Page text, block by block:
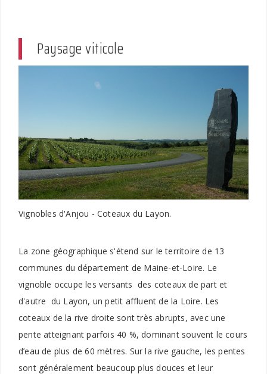
Paysage viticole
Vignobles d'Anjou - Coteaux du Layon.
La zone géographique s'étend sur le territoire de 13
communes du département de Maine-et-Loire. Le
vignoble occupe les versants des coteaux de part et
d'autre du Layon, un petit affluent de la Loire. Les
coteaux de la rive droite sont très abrupts, avec une
pente atteignant parfois 40 %, dominant souvent le cours
d’eau de plus de 60 mètres. Sur la rive gauche, les pentes
sont généralement beaucoup plus douces et leur